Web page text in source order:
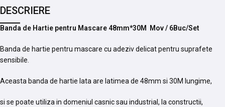
DESCRIERE
Banda de Hartie pentru Mascare 48mm*30M Mov / 6Buc/Set
Banda de hartie pentru mascare cu adeziv delicat pentru suprafete
sensibile.
Aceasta banda de hartie lata are latimea de 48mm si 30M lungime,
si se poate utiliza in domeniul casnic sau industrial, la constructii,